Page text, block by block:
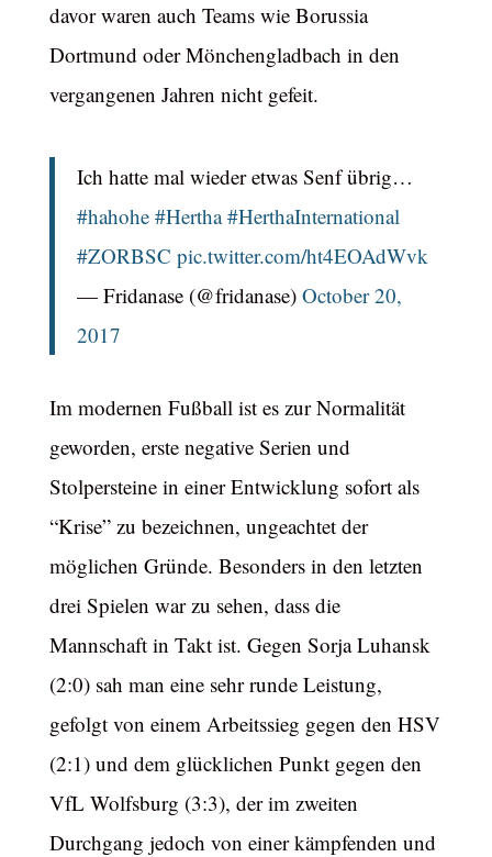
davor waren auch Teams wie Borussia
Dortmund oder Mönchengladbach in den
vergangenen Jahren nicht gefeit.
Ich hatte mal wieder etwas Senf übrig…
#hahohe #Hertha #HerthaInternational
#ZORBSC pic.twitter.com/ht4EOAdWvk
— Fridanase (@fridanase) October 20,
2017
Im modernen Fußball ist es zur Normalität
geworden, erste negative Serien und
Stolpersteine in einer Entwicklung sofort als
“Krise” zu bezeichnen, ungeachtet der
möglichen Gründe. Besonders in den letzten
drei Spielen war zu sehen, dass die
Mannschaft in Takt ist. Gegen Sorja Luhansk
(2:0) sah man eine sehr runde Leistung,
gefolgt von einem Arbeitssieg gegen den HSV
(2:1) und dem glücklichen Punkt gegen den
VfL Wolfsburg (3:3), der im zweiten
Durchgang jedoch von einer kämpfenden und